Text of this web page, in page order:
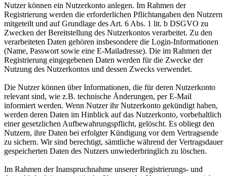
Nutzer können ein Nutzerkonto anlegen. Im Rahmen der
Registrierung werden die erforderlichen Pflichtangaben den Nutzern
mitgeteilt und auf Grundlage des Art. 6 Abs. 1 lit. b DSGVO zu
Zwecken der Bereitstellung des Nutzerkontos verarbeitet. Zu den
verarbeiteten Daten gehören insbesondere die Login-Informationen
(Name, Passwort sowie eine E-Mailadresse). Die im Rahmen der
Registrierung eingegebenen Daten werden für die Zwecke der
Nutzung des Nutzerkontos und dessen Zwecks verwendet.
Die Nutzer können über Informationen, die für deren Nutzerkonto
relevant sind, wie z.B. technische Änderungen, per E-Mail
informiert werden. Wenn Nutzer ihr Nutzerkonto gekündigt haben,
werden deren Daten im Hinblick auf das Nutzerkonto, vorbehaltlich
einer gesetzlichen Aufbewahrungspflicht, gelöscht. Es obliegt den
Nutzern, ihre Daten bei erfolgter Kündigung vor dem Vertragsende
zu sichern. Wir sind berechtigt, sämtliche während der Vertragsdauer
gespeicherten Daten des Nutzers unwiederbringlich zu löschen.
Im Rahmen der Inanspruchnahme unserer Registrierungs- und